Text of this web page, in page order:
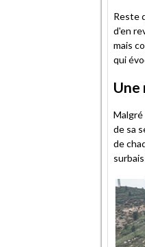
Reste
d'en
mais
qui
Une
Malgré
de sa
de